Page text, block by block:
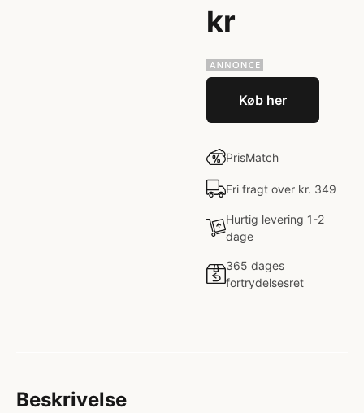
kr
Køb her
PrisMatch
Fri fragt over kr. 349
Hurtig levering 1-2
dage
365 dages
fortrydelsesret
Beskrivelse